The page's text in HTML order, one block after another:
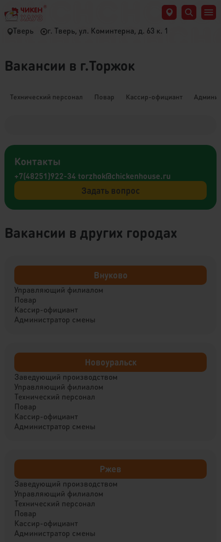
Тверь г. Тверь, ул. Коминтерна, д. 63 к. 1
Вакансии в г.Торжок
Технический персонал Повар Кассир-официант
Контакты
+7(48251)922-34 torzhok@chickenhouse.ru
Задать вопрос
Вакансии в других городах
Внуково
Управляющий филиалом
Повар
Кассир-официант
Администратор смены
Новоуральск
Заведующий производством
Управляющий филиалом
Технический персонал
Повар
Кассир-официант
Администратор смены
Ржев
Заведующий производством
Управляющий филиалом
Технический персонал
Повар
Кассир-официант
Администратор смены